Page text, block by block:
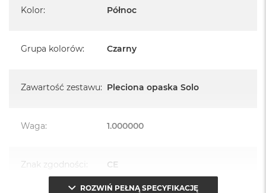
o
k
r
M
B
A
Kolor: Północ
Grupa kolorów: Czarny
Zawartość zestawu: Pleciona opaska Solo
Waga: 1.000000
Znak zgodności : CE
ROZWIŃ PEŁNĄ SPECYFIKACJĘ